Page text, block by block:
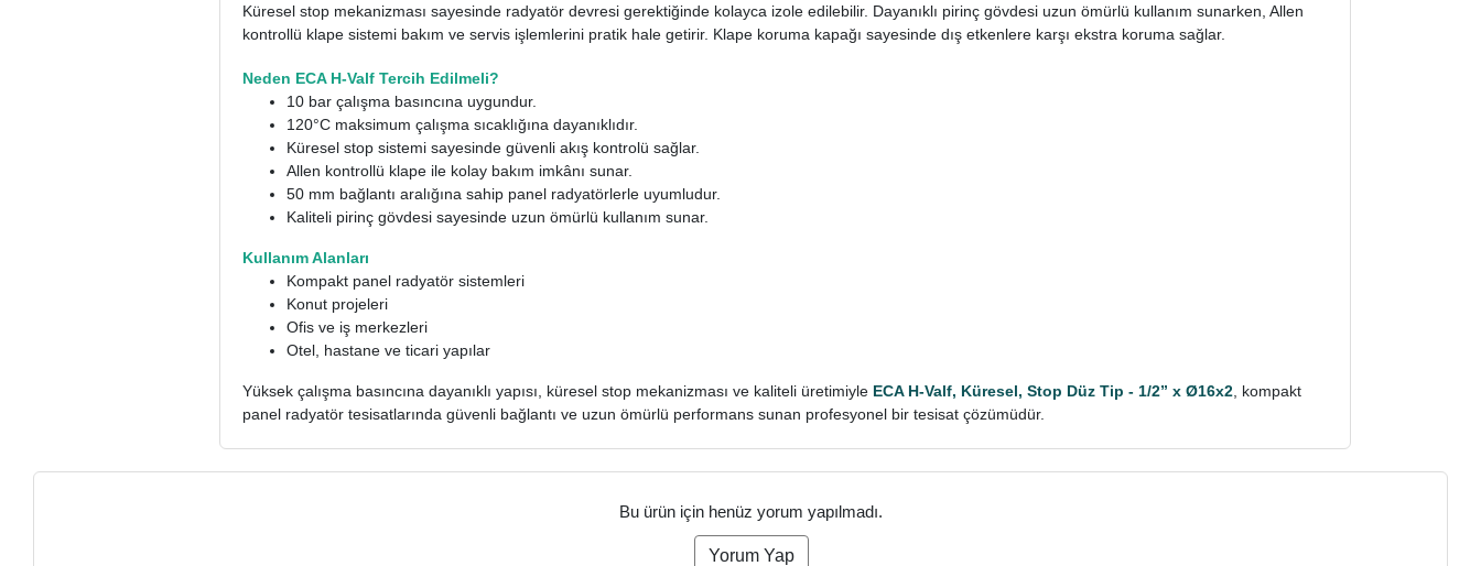
Küresel stop mekanizması sayesinde radyatör devresi gerektiğinde kolayca izole edilebilir. Dayanıklı pirinç gövdesi uzun ömürlü kullanım sunarken, Allen
kontrollü klape sistemi bakım ve servis işlemlerini pratik hale getirir. Klape koruma kapağı sayesinde dış etkenlere karşı ekstra koruma sağlar.
Neden ECA H-Valf Tercih Edilmeli?
10 bar çalışma basıncına uygundur.
120°C maksimum çalışma sıcaklığına dayanıklıdır.
Küresel stop sistemi sayesinde güvenli akış kontrolü sağlar.
Allen kontrollü klape ile kolay bakım imkânı sunar.
50 mm bağlantı aralığına sahip panel radyatörlerle uyumludur.
Kaliteli pirinç gövdesi sayesinde uzun ömürlü kullanım sunar.
Kullanım Alanları
Kompakt panel radyatör sistemleri
Konut projeleri
Ofis ve iş merkezleri
Otel, hastane ve ticari yapılar
Yüksek çalışma basıncına dayanıklı yapısı, küresel stop mekanizması ve kaliteli üretimiyle ECA H-Valf, Küresel, Stop Düz Tip - 1/2” x Ø16x2 , kompakt
panel radyatör tesisatlarında güvenli bağlantı ve uzun ömürlü performans sunan profesyonel bir tesisat çözümüdür.
Bu ürün için henüz yorum yapılmadı.
Yorum Yap